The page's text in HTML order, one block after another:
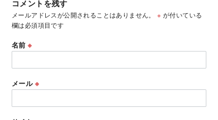
コメントを残す
メールアドレスが公開されることはありません。 ※ が付いている
欄は必須項目です
名前※
メール ※